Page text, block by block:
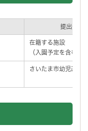
提出先
在籍する施設
（入園予定を含む）
さいたま市幼児政策